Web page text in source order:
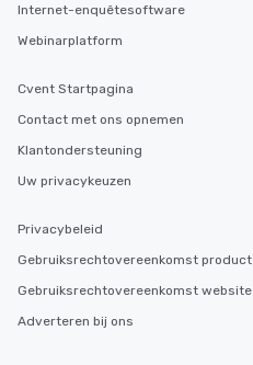
Internet-enquêtesoftware
Webinarplatform
Cvent Startpagina
Contact met ons opnemen
Klantondersteuning
Uw privacykeuzen
Privacybeleid
Gebruiksrechtovereenkomst product
Gebruiksrechtovereenkomst website
Adverteren bij ons